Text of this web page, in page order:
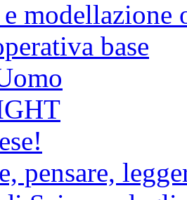
modellazione
base
pensare,